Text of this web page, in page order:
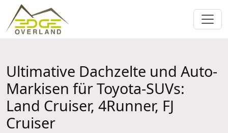
Ultimative Dachzelte und Auto-
Markisen für Toyota-SUVs:
Land Cruiser, 4Runner, FJ
Cruiser